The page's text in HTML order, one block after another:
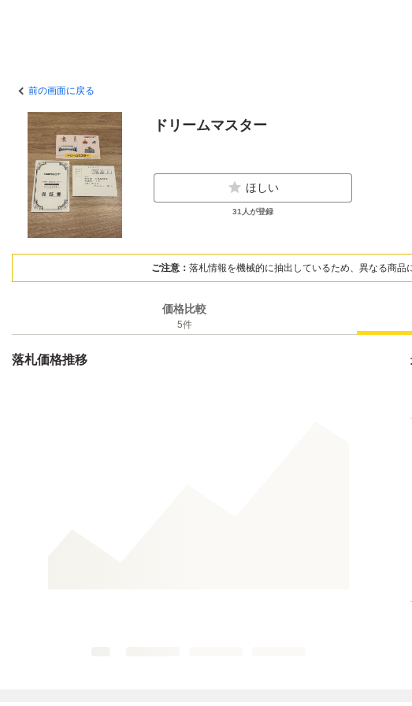
前の画面に戻る
ドリームマスター
ほしい
31 人が登録
ご注意： 落札情報を機械的に抽出しているため、異なる商
価格比較
5件
落札価格推移